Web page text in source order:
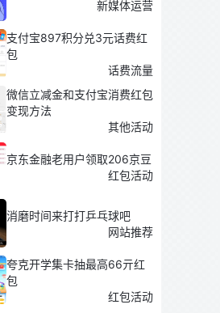
新媒体运营
支付宝897积分兑3元话费红
包
话费流量
微信立减金和支付宝消费红包
变现方法
其他活动
京东金融老用户领取206京豆
红包活动
消磨时间来打打乒乓球吧
网站推荐
夸克开学集卡抽最高66亓红
包
红包活动